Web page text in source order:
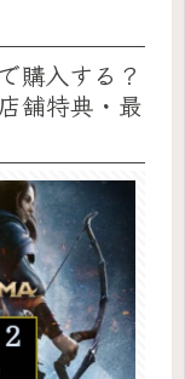
購入する？
舗特典・最